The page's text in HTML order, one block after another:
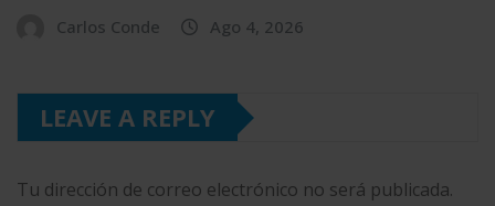
Carlos Conde Ago 4, 2026
LEAVE A REPLY
Tu dirección de correo electrónico no será publicada.